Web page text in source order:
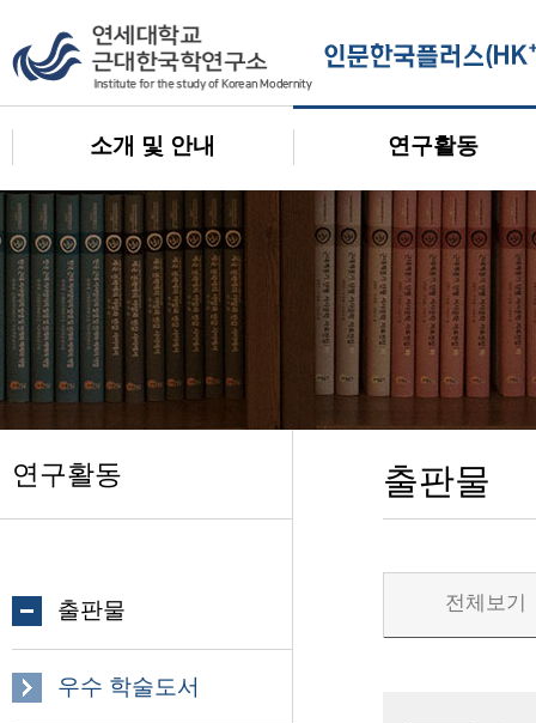
소개 및 안내 연구활동
연구활동
출판물
우수 학술도서
출판물
전체보기